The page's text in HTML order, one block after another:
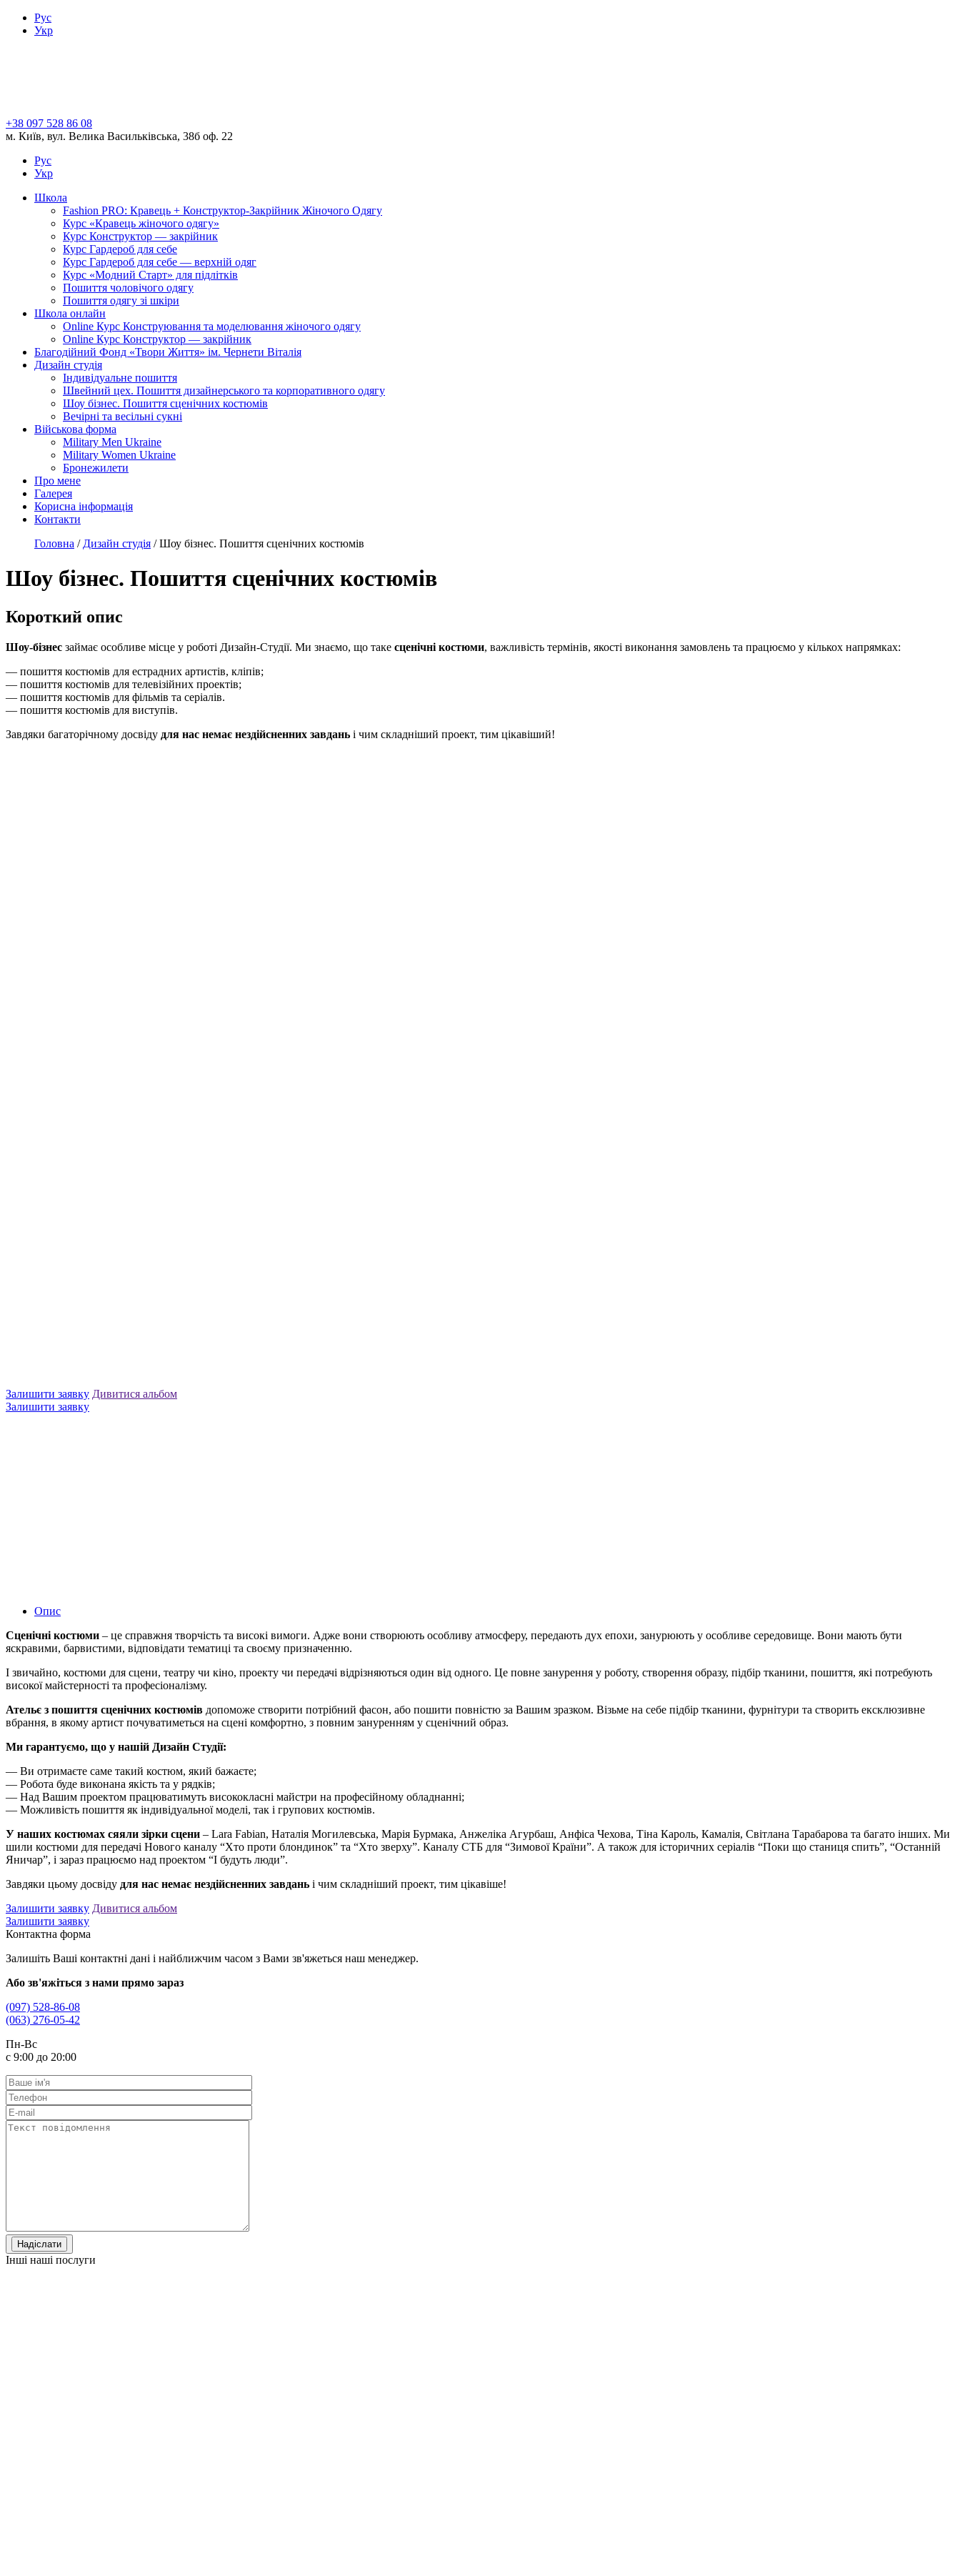
Рус
Укр
+38 097 528 86 08
м. Київ, вул. Велика Васильківська, 38б оф. 22
Рус
Укр
Школа
Fashion PRO: Кравець + Конструктор-Закрійник Жіночого Одягу
Курс «Кравець жіночого одягу»
Курс Конструктор — закрійник
Курс Гардероб для себе
Курс Гардероб для себе — верхній одяг
Курс «Модний Старт» для підлітків
Пошиття чоловічого одягу
Пошиття одягу зі шкіри
Школа онлайн
Online Курс Конструювання та моделювання жіночого одягу
Online Курс Конструктор — закрійник
Благодійний Фонд «Твори Життя» ім. Чернети Віталія
Дизайн студія
Індивідуальне пошиття
Швейний цех. Пошиття дизайнерського та корпоративного одягу
Шоу бізнес. Пошиття сценічних костюмів
Вечірні та весільні сукні
Військова форма
Military Men Ukraine
Military Women Ukraine
Бронежилети
Про мене
Галерея
Корисна інформація
Контакти
Головна / Дизайн студія /Шоу бізнес. Пошиття сценічних костюмів
Шоу бізнес. Пошиття сценічних костюмів
Короткий опис
Шоу-бізнес займає особливе місце у роботі Дизайн-Студії. Ми знаємо, що таке сценічні костюми, важливість термінів, якості виконання замовлень та працюємо у кількох напрямках:
— пошиття костюмів для естрадних артистів, кліпів;
— пошиття костюмів для телевізійних проектів;
— пошиття костюмів для фільмів та серіалів.
— пошиття костюмів для виступів.
Завдяки багаторічному досвіду для нас немає нездійсненних завдань і чим складніший проект, тим цікавіший!
Залишити заявку Дивитися альбом
Залишити заявку
Опис
Сценічні костюми – це справжня творчість та високі вимоги. Адже вони створюють особливу атмосферу, передають дух епохи, занурюють у особливе середовище. Вони мають бути
яскравими, барвистими, відповідати тематиці та своєму призначенню.
І звичайно, костюми для сцени, театру чи кіно, проекту чи передачі відрізняються один від одного. Це повне занурення у роботу, створення образу, підбір тканини, пошиття, які потребують
високої майстерності та професіоналізму.
Ательє з пошиття сценічних костюмів допоможе створити потрібний фасон, або пошити повністю за Вашим зразком. Візьме на себе підбір тканини, фурнітури та створить ексклюзивне
вбрання, в якому артист почуватиметься на сцені комфортно, з повним зануренням у сценічний образ.
Ми гарантуємо, що у нашій Дизайн Студії:
— Ви отримаєте саме такий костюм, який бажаєте;
— Робота буде виконана якість та у рядків;
— Над Вашим проектом працюватимуть висококласні майстри на професійному обладнанні;
— Можливість пошиття як індивідуальної моделі, так і групових костюмів.
У наших костюмах сяяли зірки сцени – Lara Fabian, Наталія Могилевська, Марія Бурмака, Анжеліка Агурбаш, Анфіса Чехова, Тіна Кароль, Камалія, Світлана Тарабарова та багато інших. Ми
шили костюми для передачі Нового каналу “Хто проти блондинок” та “Хто зверху”. Каналу СТБ для “Зимової Країни”. А також для історичних серіалів “Поки що станиця спить”, “Останній
Яничар”, і зараз працюємо над проектом “І будуть люди”.
Завдяки цьому досвіду для нас немає нездійсненних завдань і чим складніший проект, тим цікавіше!
Залишити заявку Дивитися альбом
Залишити заявку
Контактна форма
Залишіть Ваші контактні дані і найближчим часом з Вами зв'яжеться наш менеджер.
Або зв'яжіться з нами прямо зараз
(097) 528-86-08
(063) 276-05-42
Пн-Вс
с 9:00 до 20:00
Інші наші послуги